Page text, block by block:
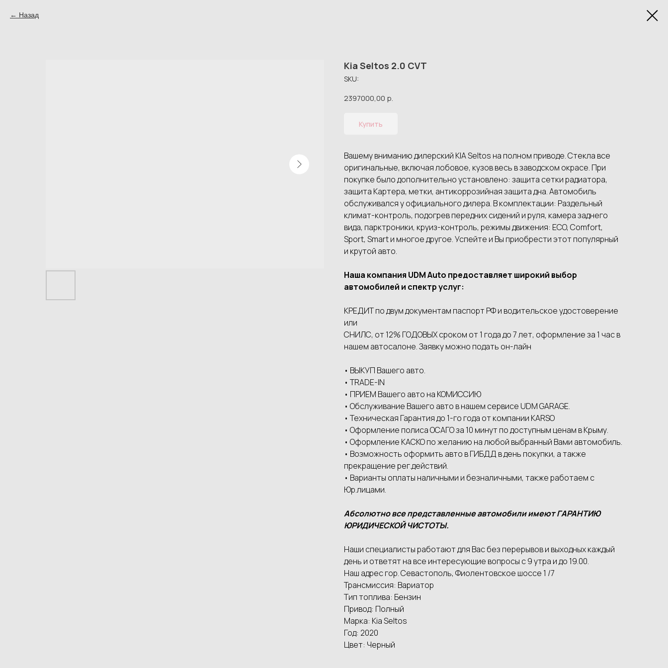
Назад
Kia Seltos 2.0 CVT
SKU:
2397000,00 р.
Купить
Вашему вниманию дилерский KIA Seltos на полном приводе. Стекла все
оригинальные, включая лобовое, кузов весь в заводском окрасе. При
покупке было дополнительно установлено: защита сетки радиатора,
защита Картера, метки, антикоррозийная защита дна. Автомобиль
обслуживался у официального дилера. В комплектации: Раздельный
климат-контроль, подогрев передних сидений и руля, камера заднего
вида, парктроники, круиз-контроль, режимы движения: ECO, Comfort,
Sport, Smart и многое другое. Успейте и Вы приобрести этот популярный
и крутой авто.
Наша компания UDМ Аutо предоставляет широкий выбор
автомобилей и спектр услуг:
КРЕДИТ по двум документам паспорт РФ и водительское удостоверение
или
СНИЛС, от 12% ГОДОВЫХ сроком от 1 года до 7 лет, оформление за 1 час в
нашем автосалоне. Заявку можно подать он-лайн
• ВЫКУП Вашего авто.
• ТRАDЕ-IN
• ПРИЕМ Вашего авто на КОМИССИЮ
• Обслуживание Вашего авто в нашем сервисе UDМ GАRАGЕ.
• Техническая Гарантия до 1-го года от компании КАRSО
• Оформление полиса ОСАГО за 10 минут по доступным ценам в Крыму.
• Оформление КАСКО по желанию на любой выбранный Вами автомобиль.
• Возможность оформить авто в ГИБДД в день покупки, а также
прекращение рег.действий.
• Варианты оплаты наличными и безналичными, также работаем с
Юр.лицами.
Абсолютно все представленные автомобили имеют ГАРАНТИЮ
ЮРИДИЧЕСКОЙ ЧИСТОТЫ.
Наши специалисты работают для Вас без перерывов и выходных каждый
день и ответят на все интересующие вопросы с 9 утра и до 19.00.
Наш адрес гор. Севастополь, Фиолентовское шоссе 1 /7
Трансмиссия: Вариатор
Тип топлива: Бензин
Привод: Полный
Марка: Kia Seltos
Год: 2020
Цвет: Черный